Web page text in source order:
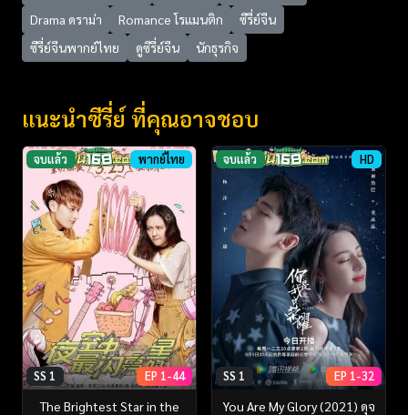
Drama ดราม่า
Romance โรแมนติก
ซีรี่ย์จีน
ซีรี่ย์จีนพากย์ไทย
ดูซีรี่ย์จีน นักธุรกิจ
แนะนำซีรี่ย์ ที่คุณอาจชอบ
จบแล้ว พากย์ไทย
SS 1 EP 1-44
The Brightest Star in the
จบแล้ว HD
SS 1 EP 1-32
You Are My Glory (2021) ดุจ